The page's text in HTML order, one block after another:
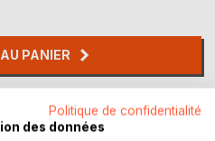
PANIER
Politique de confidentialité
des données